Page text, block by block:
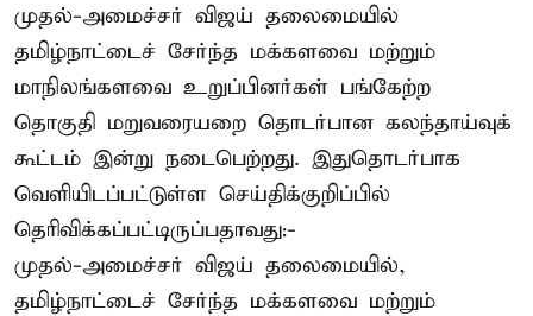
முதல்-அமைச்சர் விஜய் தலைமையில்
தமிழ்நாட்டைச் சேர்ந்த மக்களவை மற்றும்
மாநிலங்களவை உறுப்பினர்கள் பங்கேற்ற
தொகுதி மறுவரையறை தொடர்பான கலந்தாய்வுக்
கூட்டம் இன்று நடைபெற்றது. இதுதொடர்பாக
வெளியிடப்பட்டுள்ள செய்திக்குறிப்பில்
தெரிவிக்கப்பட்டிருப்பதாவது:-
முதல்-அமைச்சர் விஜய் தலைமையில்,
தமிழ்நாட்டைச் சேர்ந்த மக்களவை மற்றும்